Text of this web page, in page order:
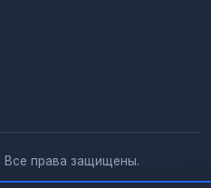
права защищены.